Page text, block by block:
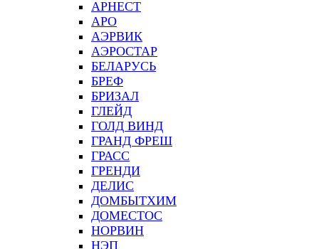
АРНЕСТ
АРО
АЭРВИК
АЭРОСТАР
БЕЛАРУСЬ
БРЕФ
БРИЗАЛ
ГЛЕЙД
ГОЛД ВИНД
ГРАНД ФРЕШ
ГРАСС
ГРЕНДИ
ДЕЛИС
ДОМБЫТХИМ
ДОМЕСТОС
НОРВИН
НЭП